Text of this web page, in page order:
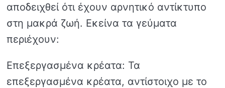
αποδειχθεί ότι έχουν αρνητικό αντίκτυπο
στη μακρά ζωή. Εκείνα τα γεύματα
περιέχουν:
Επεξεργασμένα κρέατα: Τα
επεξεργασμένα κρέατα, αντίστοιχο με το